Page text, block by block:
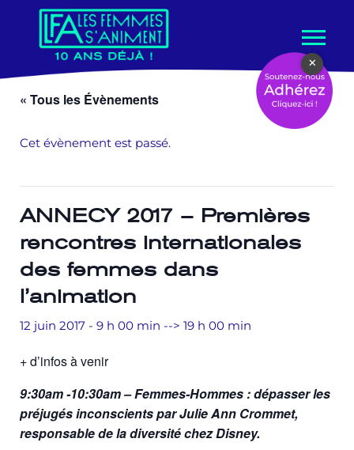
contenu
« Tous les Évènements
Cet évènement est passé.
ANNECY 2017 – Premières
rencontres internationales
des femmes dans
l’animation
12 juin 2017 - 9 h 00 min --> 19 h 00 min
+ d’infos à venir
9:30am -10:30am–Femmes-Hommes : dépasser les
préjugés inconscientspar Julie Ann Crommet,
responsable de la diversité chez Disney.
×